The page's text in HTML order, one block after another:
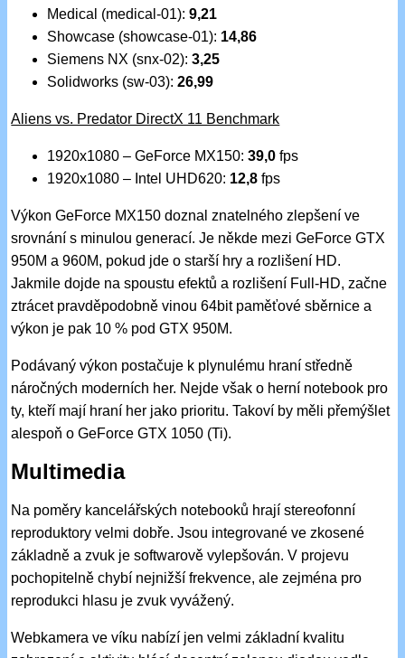
Medical (medical-01):9,21
Showcase (showcase-01): 14,86
Siemens NX (snx-02):3,25
Solidworks (sw-03):26,99
Aliens vs. Predator DirectX 11 Benchmark
1920x1080 – GeForce MX150:39,0 fps
1920x1080 – Intel UHD620: 12,8 fps
Výkon GeForce MX150 doznal znatelného zlepšení ve
srovnání s minulou generací. Je někde mezi GeForce GTX
950M a 960M, pokud jde o starší hry a rozlišení HD.
Jakmile dojde na spoustu efektů a rozlišení Full-HD, začne
ztrácet pravděpodobně vinou 64bit paměťové sběrnice a
výkon je pak 10 % pod GTX 950M.
Podávaný výkon postačuje k plynulému hraní středně
náročných moderních her. Nejde však o herní notebook pro
ty, kteří mají hraní her jako prioritu. Takoví by měli přemýšlet
alespoň o GeForce GTX 1050 (Ti).
Multimedia
Na poměry kancelářských notebooků hrají stereofonní
reproduktory velmi dobře. Jsou integrované ve zkosené
základně a zvuk je softwarově vylepšován. V projevu
pochopitelně chybí nejnižší frekvence, ale zejména pro
reprodukci hlasu je zvuk vyvážený.
Webkamera ve víku nabízí jen velmi základní kvalitu